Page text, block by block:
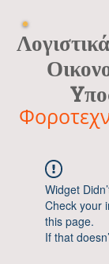
Widget
Check your
this page.
If that